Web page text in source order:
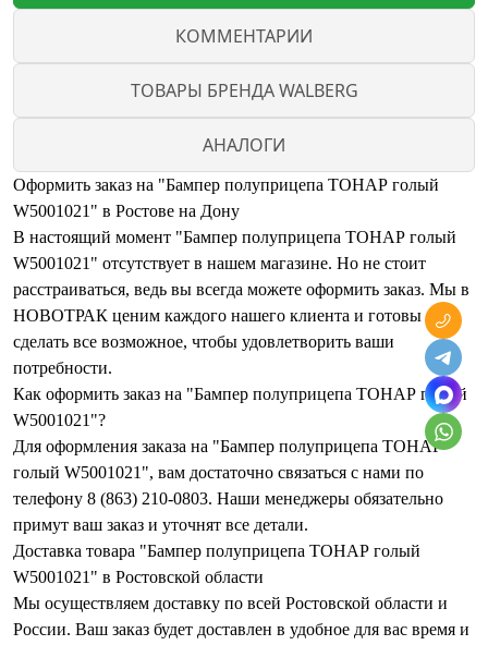
КОММЕНТАРИИ
ТОВАРЫ БРЕНДА WALBERG
АНАЛОГИ
Оформить заказ на "Бампер полуприцепа ТОНАР голый
W5001021" в Ростове на Дону
В настоящий момент "Бампер полуприцепа ТОНАР голый
W5001021" отсутствует в нашем магазине. Но не стоит
расстраиваться, ведь вы всегда можете оформить заказ. Мы в
НОВОТРАК ценим каждого нашего клиента и готовы
сделать все возможное, чтобы удовлетворить ваши
потребности.
Как оформить заказ на "Бампер полуприцепа ТОНАР голый
W5001021"?
Для оформления заказа на "Бампер полуприцепа ТОНАР
голый W5001021", вам достаточно связаться с нами по
телефону 8 (863) 210-0803. Наши менеджеры обязательно
примут ваш заказ и уточнят все детали.
Доставка товара "Бампер полуприцепа ТОНАР голый
W5001021" в Ростовской области
Мы осуществляем доставку по всей Ростовской области и
России. Ваш заказ будет доставлен в удобное для вас время и